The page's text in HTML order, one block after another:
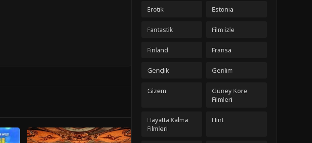
Erotik Estonia
Fantastik Film izle
Finland Fransa
Gençlik Gerilim
Gizem
Güney Kore
Filmleri
Hayatta Kalma
Filmleri
Hint